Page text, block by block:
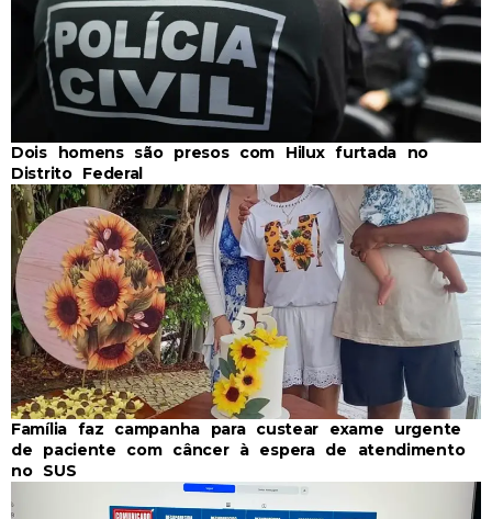
Dois homens são presos com Hilux furtada no
Distrito Federal
Família faz campanha para custear exame urgente
de paciente com câncer à espera de atendimento
no SUS